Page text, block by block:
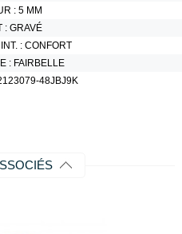
:5 MM
:GRAVÉ
INT. :CONFORT
: FAIRBELLE
48JBJ9K